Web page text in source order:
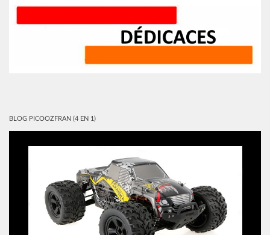
BLOG PICOOZFRAN (4 EN 1)